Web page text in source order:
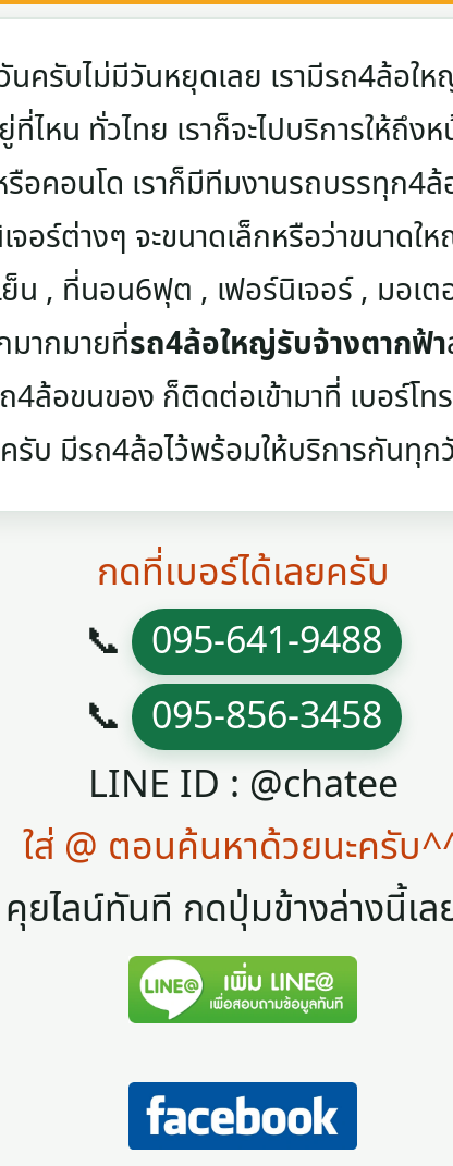
รับไม่มีวันหยุดเลย เรามีรถ4ล้อให
ไหน ทั่วไทย เราก็จะไปบริการให้ถึงห
อคอนโด เราก็มีทีมงานรถบรรทุก4
อร์ต่างๆ จะขนาดเล็กหรือว่าขนาดใ
ย็น , ที่นอน6ฟุต , เฟอร์นิเจอร์ , มอเ
มากมายที่รถ4ล้อใหญ่รับจ้างตากฟ้า
4ล้อขนของ ก็ติดต่อเข้ามาที่ เบอร์โ
ครับ มีรถ4ล้อไว้พร้อมให้บริการกันทุ
กดที่เบอร์ได้เลยครับ
📞
095-641-9488
📞
095-856-3458
LINE ID : @chatee
ใส่ @ ตอนค้นหาด้วยนะครับ
คุยไลน์ทันที กดปุ่มข้างล่างนี้เล